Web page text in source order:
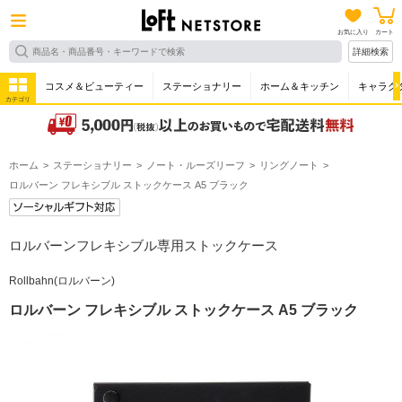
お気に入り カート
詳細検索
カテゴリ
コスメ＆ビューティー ステーショナリー ホーム＆キッチン キャラク
ホーム ステーショナリー ノート・ルーズリーフ
リングノート
ロルバーン フレキシブル ストックケース A5 ブラック
ロルバーンフレキシブル専用ストックケース
Rollbahn(ロルバーン)
ロルバーン フレキシブル ストックケース A5 ブラック